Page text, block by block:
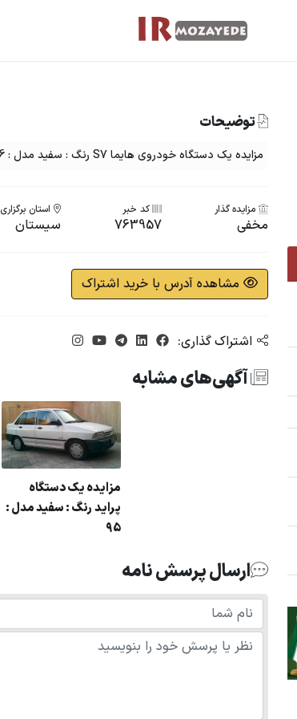
توضیحات
مزایده یک دستگاه خودروی هایما S7 رنگ : سفید مدل : 96
مزایده گذار
مخفی
کد خبر
763957
استان برگزاری
سیستان
مشاهده آدرس با خرید اشتراک
اشتراک گذاری:
آگهی‌های مشابه
مزایده یک دستگاه
پراید رنگ : سفید مدل :
95
ارسال پرسش نامه